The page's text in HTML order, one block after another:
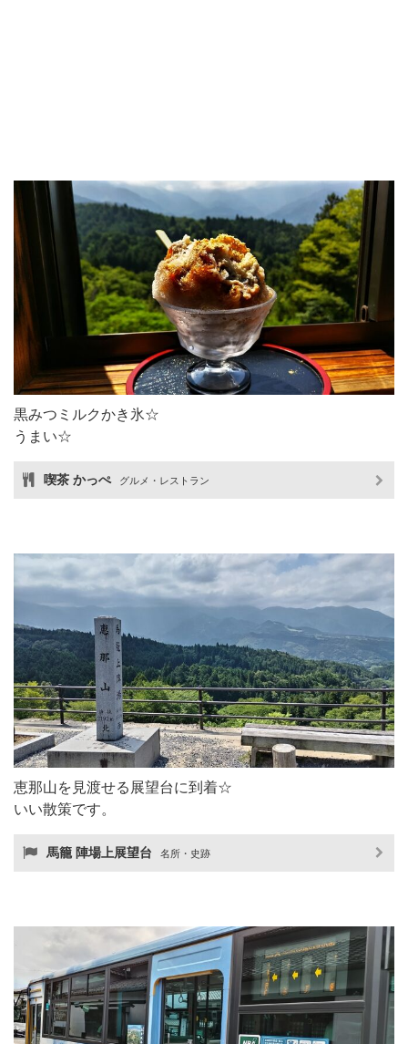
黒みつミルクかき氷☆
うまい☆
喫茶 かっぺ グルメ・レストラン
恵那山を見渡せる展望台に到着☆
いい散策です。
馬籠 陣場上展望台 名所・史跡